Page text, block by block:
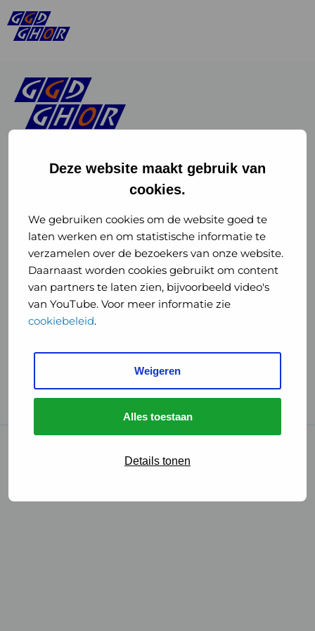
Deze website maakt gebruik van
cookies.
We gebruiken cookies om de website goed te
laten werken en om statistische informatie te
verzamelen over de bezoekers van onze website.
Daarnaast worden cookies gebruikt om content
van partners te laten zien, bijvoorbeeld video's
van YouTube. Voor meer informatie zie
cookiebeleid.
Weigeren
Alles toestaan
Details tonen
of
GGD
GHOR
Nederland
Instagram
of
GGD
GHOR
Nederland
GGD Reizen op social media
GGD Reizen
GGD Reisvaccinaties